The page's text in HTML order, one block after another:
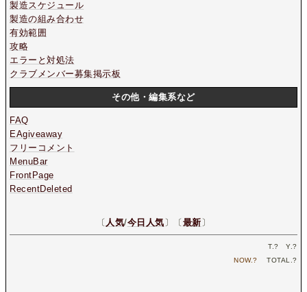
製造スケジュール
製造の組み合わせ
有効範囲
攻略
エラーと対処法
クラブメンバー募集掲示板
その他・編集系など
FAQ
EAgiveaway
フリーコメント
MenuBar
FrontPage
RecentDeleted
〔 人気/今日人気 〕〔 最新 〕
T.? Y.?
NOW.? TOTAL.?